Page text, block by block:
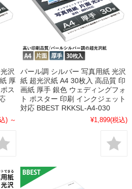
沢
厚
ス
) ～
パール調 シルバー 写真用紙 光沢
紙 超光沢紙 A4 30枚入 高品質 印
画紙 厚手 銀色 ウェディングフォ
ト ポスター 印刷 インクジェット
対応 BBEST RKKSL-A4-030
¥1,899(税込)